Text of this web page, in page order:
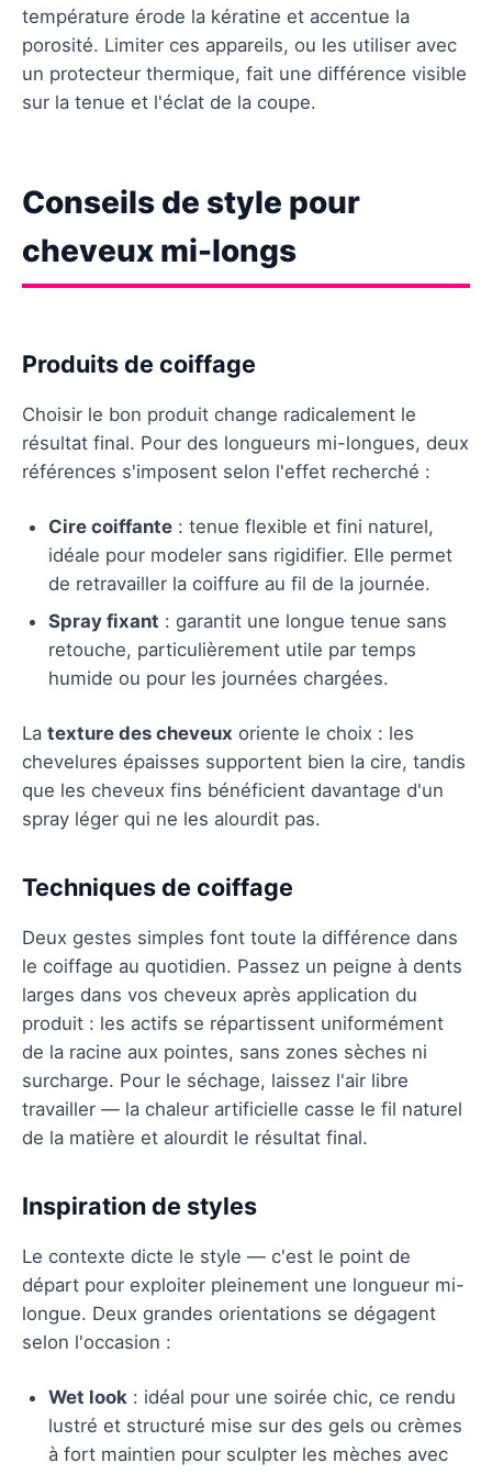
température érode la kératine et accentue la
porosité. Limiter ces appareils, ou les utiliser avec
un protecteur thermique, fait une différence visible
sur la tenue et l'éclat de la coupe.
Conseils de style pour
cheveux mi-longs
Produits de coiffage
Choisir le bon produit change radicalement le
résultat final. Pour des longueurs mi-longues, deux
références s'imposent selon l'effet recherché :
Cire coiffante : tenue flexible et fini naturel,
idéale pour modeler sans rigidifier. Elle permet
de retravailler la coiffure au fil de la journée.
Spray fixant : garantit une longue tenue sans
retouche, particulièrement utile par temps
humide ou pour les journées chargées.
La texture des cheveux oriente le choix : les
chevelures épaisses supportent bien la cire, tandis
que les cheveux fins bénéficient davantage d'un
spray léger qui ne les alourdit pas.
Techniques de coiffage
Deux gestes simples font toute la différence dans
le coiffage au quotidien. Passez un peigne à dents
larges dans vos cheveux après application du
produit : les actifs se répartissent uniformément
de la racine aux pointes, sans zones sèches ni
surcharge. Pour le séchage, laissez l'air libre
travailler — la chaleur artificielle casse le fil naturel
de la matière et alourdit le résultat final.
Inspiration de styles
Le contexte dicte le style — c'est le point de
départ pour exploiter pleinement une longueur mi-
longue. Deux grandes orientations se dégagent
selon l'occasion :
Wet look : idéal pour une soirée chic, ce rendu
lustré et structuré mise sur des gels ou crèmes
à fort maintien pour sculpter les mèches avec